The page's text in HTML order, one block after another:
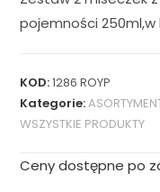
pojemności
KOD:1286 ROYP
Kategorie:
WSZYSTKIE PRODUKTY
Ceny dostępne po